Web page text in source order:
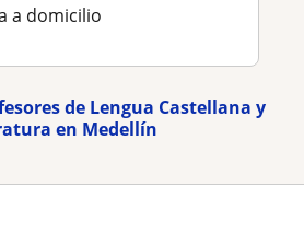
a domicilio
de Lengua Castellana y
en Medellín